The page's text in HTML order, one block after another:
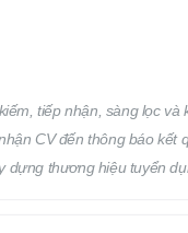
tiếp nhận, sàng lọc và
CV đến thông báo kết
dựng thương hiệu tuyển